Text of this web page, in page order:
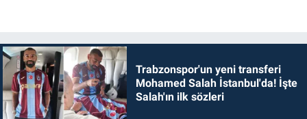
Trabzonspor'un yeni transferi
Mohamed Salah İstanbul'da! İşte
Salah'ın ilk sözleri